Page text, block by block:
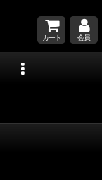
カート 会員